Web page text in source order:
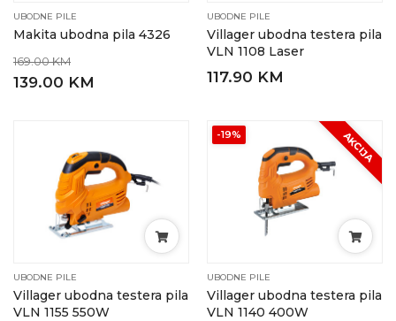
UBODNE PILE
Makita ubodna pila 4326
169.00 KM
139.00 KM
UBODNE PILE
Villager ubodna testera pila
VLN 1108 Laser
117.90 KM
UBODNE PILE
Villager ubodna testera pila
VLN 1155 550W
-19% AKCIJA
UBODNE PILE
Villager ubodna testera pila
VLN 1140 400W